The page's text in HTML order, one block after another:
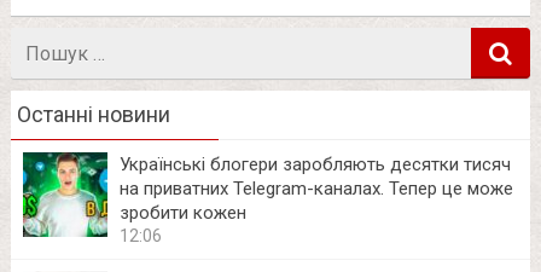
Останні новини
Українські блогери заробляють десятки тисяч
на приватних Telegram-каналах. Тепер це може
зробити кожен
12:06